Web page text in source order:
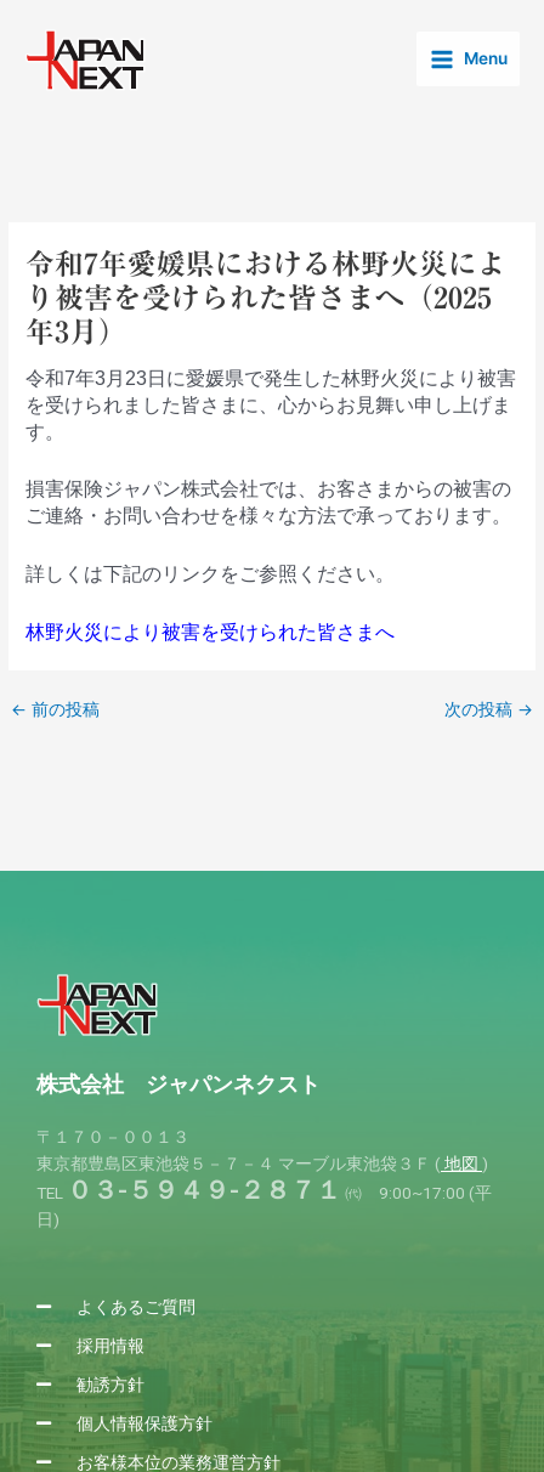
Menu
Menu
令和7年愛媛県における林野火災によ
り被害を受けられた皆さまへ（2025
年3月）
令和7年3月23日に愛媛県で発生した林野火災により被害
を受けられました皆さまに、心からお見舞い申し上げま
す。
損害保険ジャパン株式会社では、お客さまからの被害の
ご連絡・お問い合わせを様々な方法で承っております。
詳しくは下記のリンクをご参照ください。
林野火災により被害を受けられた皆さまへ
navigation
← 前の投稿 次の投稿 →
株式会社 ジャパンネクスト
〒１７０－００１３
東京都豊島区東池袋５－７－４ マーブル東池袋３Ｆ ( 地図 )
TEL
０３-５９４９-２８７１ ㈹ 9:00~17:00 (平
日)
よくあるご質問
採用情報
勧誘方針
個人情報保護方針
お客様本位の業務運営方針